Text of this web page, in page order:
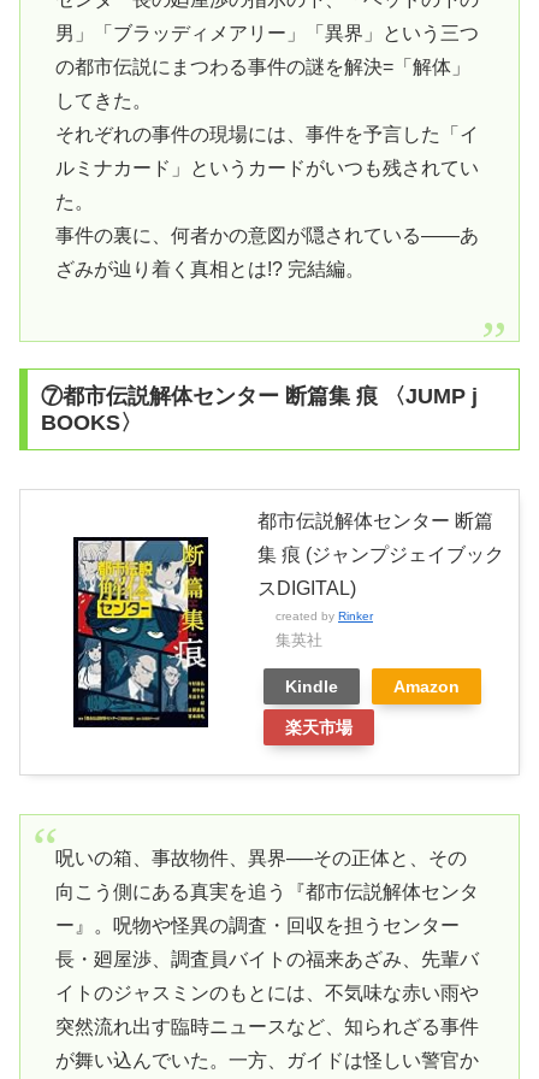
男」「ブラッディメアリー」「異界」という三つ
の都市伝説にまつわる事件の謎を解決=「解体」
してきた。
それぞれの事件の現場には、事件を予言した「イ
ルミナカード」というカードがいつも残されてい
た。
事件の裏に、何者かの意図が隠されている――あ
ざみが辿り着く真相とは!? 完結編。
⑦都市伝説解体センター 断篇集 痕 〈JUMP j
BOOKS〉
都市伝説解体センター 断篇
集 痕 (ジャンプジェイブック
スDIGITAL)
created by Rinker
集英社
Kindle Amazon
楽天市場
呪いの箱、事故物件、異界──その正体と、その
向こう側にある真実を追う『都市伝説解体センタ
ー』。呪物や怪異の調査・回収を担うセンター
長・廻屋渉、調査員バイトの福来あざみ、先輩バ
イトのジャスミンのもとには、不気味な赤い雨や
突然流れ出す臨時ニュースなど、知られざる事件
が舞い込んでいた。一方、ガイドは怪しい警官か